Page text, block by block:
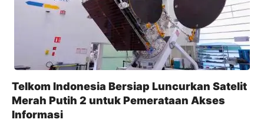
Telkom Indonesia Bersiap Luncurkan Satelit
Merah Putih 2 untuk Pemerataan Akses
Informasi